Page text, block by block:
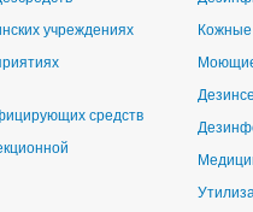
учреждениях
средств
Кожные